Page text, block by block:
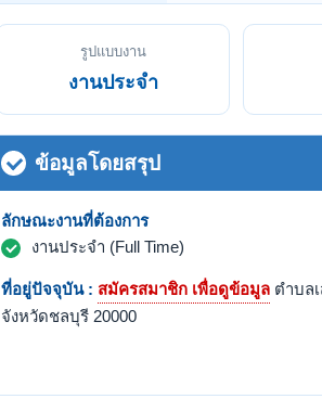
รูปแบบงาน
งานประจำ
ข้อมูลโดยสรุป
ลักษณะงานที่ต้องการ
งานประจำ (Full Time)
ที่อยู่ปัจจุบัน : สมัครสมาชิก เพื่อดูข้อมูล ตำบล
จังหวัดชลบุรี 20000